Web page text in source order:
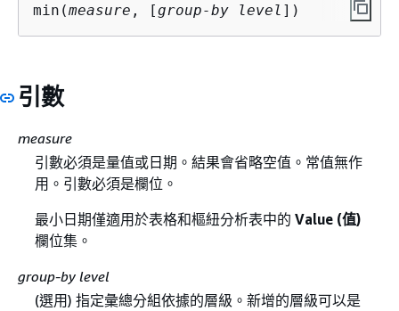
min(measure , [group-by level ])
引數
measure
引數必須是量值或日期。結果會省略空值。常值無作
用。引數必須是欄位。
最小日期僅適用於表格和樞紐分析表中的 Value (值)
欄位集。
group-by level
(選用) 指定彙總分組依據的層級。新增的層級可以是